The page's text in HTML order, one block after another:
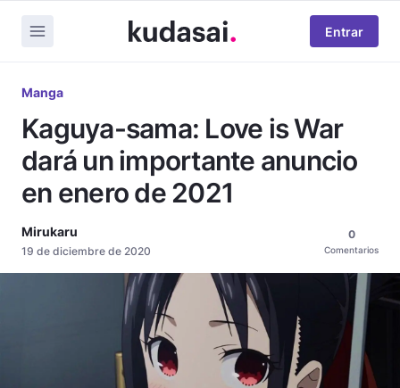
Entrar
Manga
Kaguya-sama: Love is War
dará un importante anuncio
en enero de 2021
Mirukaru
19 de diciembre de 2020
0
Comentarios